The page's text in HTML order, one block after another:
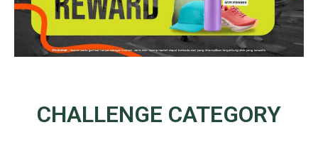
CHALLENGE CATEGORY